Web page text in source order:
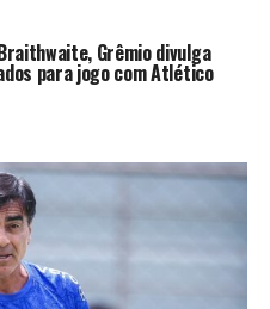
Grêmio divulga
para jogo com Atlético